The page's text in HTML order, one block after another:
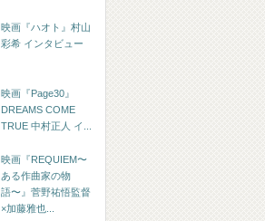
映画『ハオト』村山
彩希 インタビュー
映画『Page30』
DREAMS COME
TRUE 中村正人 イ...
映画『REQUIEM〜
ある作曲家の物
語〜』菅野祐悟監督
×加藤雅也...